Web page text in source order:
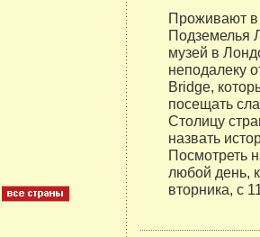
Проживают в
Подземелья
музей в
неподалеку
Bridge,
посещать
Столицу
назвать
Посмотреть
любой день,
вторника, с